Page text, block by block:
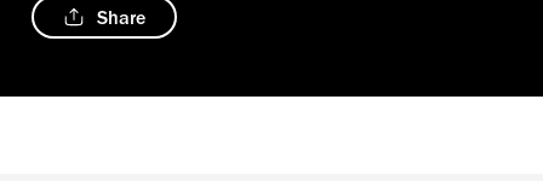
Share